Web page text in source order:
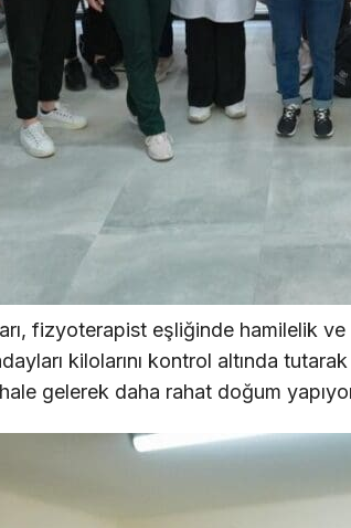
fizyoterapist eşliğinde hamilelik
kilolarını kontrol altında
gelerek daha rahat doğum